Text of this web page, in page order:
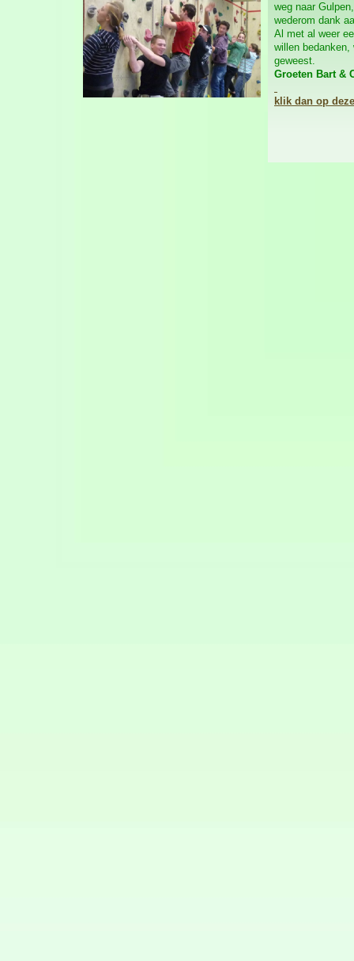
weg naar
wederom dank
Al met al weer
willen
geweest.
Groeten Bart &
klik dan op